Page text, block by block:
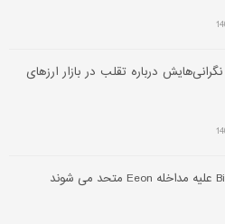
درباره تقلب در بازار ارزهای